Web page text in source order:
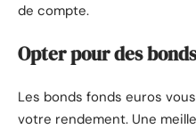
de compte.
Opter pour des
Les bonds fonds euros
votre rendement. Une